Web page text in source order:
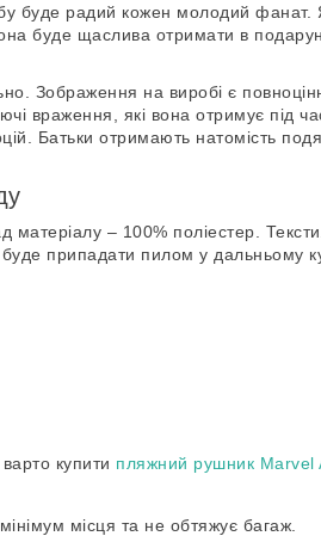
буде радий кожен молодий
буде щаслива отримати в
Зображення на виробі є
враження, які вона отримує під
Батьки отримають натомість
– 100% поліестер.
припадати пилом у дальньому
купити пляжний рушник
місця та не обтяжує багаж.